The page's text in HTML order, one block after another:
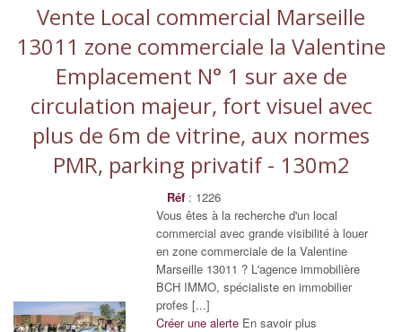
Vente Local commercial Marseille
13011 zone commerciale la Valentine
Emplacement N° 1 sur axe de
circulation majeur, fort visuel avec
plus de 6m de vitrine, aux normes
PMR, parking privatif - 130m2
Réf : 1226
Vous êtes à la recherche d'un local
commercial avec grande visibilité à louer
en zone commerciale de la Valentine
Marseille 13011 ? L'agence immobilière
BCH IMMO, spécialiste en immobilier
profes [...]
Créer une alerte En savoir plus